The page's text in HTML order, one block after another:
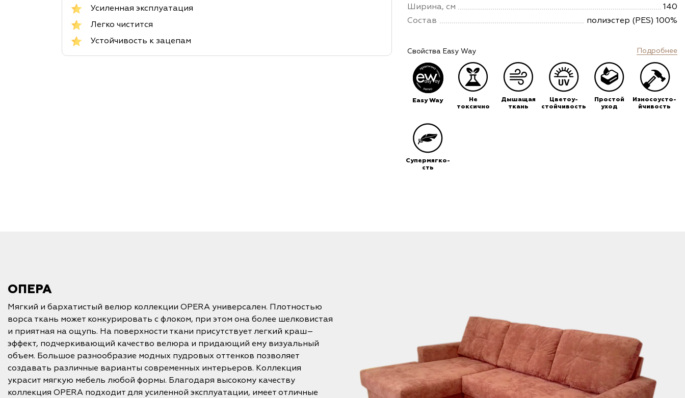
Усиленная эксплуатация
Легко чистится
Устойчивость к зацепам
Ширина, см
140
Состав
полиэстер (PES) 100%
Свойства Easy Way Подробнее
Easy Way
Не
токсично
Дышащая
ткань
Цветоу-
стойчивость
Простой
уход
Износоусто-
йчивость
Супермягко-
сть
ОПЕРА
Мягкий и бархатистый велюр коллекции OPERA универсален. Плотностью
ворса ткань может конкурировать с флоком, при этом она более шелковистая
и приятная на ощупь. На поверхности ткани присутствует легкий краш–
эффект, подчеркивающий качество велюра и придающий ему визуальный
объем. Большое разнообразие модных пудровых оттенков позволяет
создавать различные варианты современных интерьеров. Коллекция
украсит мягкую мебель любой формы. Благодаря высокому качеству
коллекция OPERA подходит для усиленной эксплуатации, имеет отличные